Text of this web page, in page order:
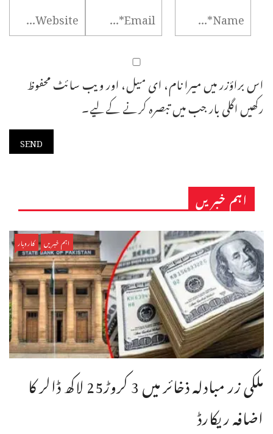
اس براؤزر میں میرا نام، ای میل، اور ویب سائٹ محفوظ
رکھیں اگلی بار جب میں تبصرہ کرنے کےلیے۔
اہم خبریں
اہم خبریں کاروبار
ملکی زر مبادلہ ذخائر میں 3 کروڑ25 لاکھ ڈالر کا
اضافہ ریکارڈ